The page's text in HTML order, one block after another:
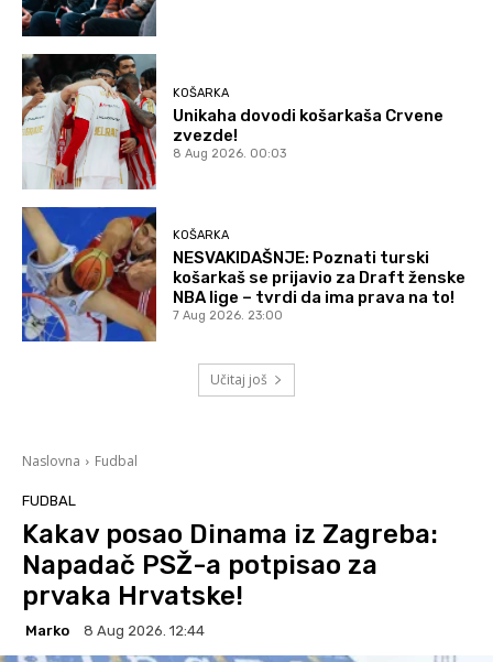
KOŠARKA
Unikaha dovodi košarkaša Crvene
zvezde!
8 Aug 2026. 00:03
KOŠARKA
NESVAKIDAŠNJE: Poznati turski
košarkaš se prijavio za Draft ženske
NBA lige – tvrdi da ima prava na to!
7 Aug 2026. 23:00
Učitaj još